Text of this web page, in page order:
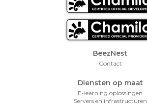
Footer MenuBeezNest
Contact
Diensten op maat
E-learning oplossingen
Servers en infrastructuren